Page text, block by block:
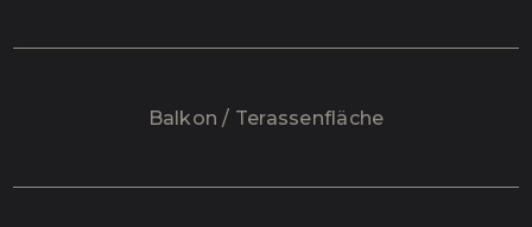
Balkon / Terassenfläche